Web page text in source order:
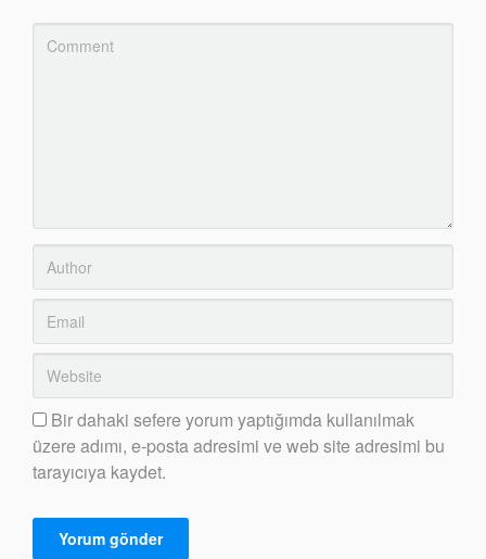
Bir dahaki sefere yorum yaptığımda kullanılmak
üzere adımı, e-posta adresimi ve web site adresimi bu
tarayıcıya kaydet.